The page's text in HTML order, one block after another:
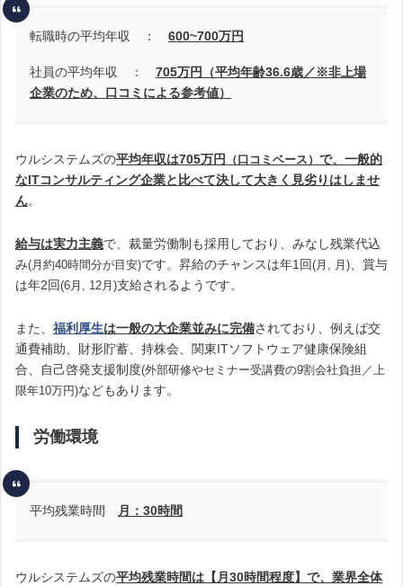
転職時の平均年収 ： 600~700万円
社員の平均年収 ： 705万円（平均年齢36.6歳／※非上場
企業のため、口コミによる参考値）
ウルシステムズの平均年収は705万円 （口コミベース） で、一般的
なITコンサルティング企業と比べて決して大きく見劣りはしませ
ん。
給与は実力主義で、裁量労働制も採用しており、みなし残業代込
み(月約40時間分が目安)です。昇給のチャンスは年1回(月, 月) 、賞与
は年2回(6月, 12月)支給されるようです。
また、 福利厚生は一般の大企業並みに完備されており、例えば交
通費補助、財形貯蓄、持株会、関東ITソフトウェア健康保険組
合、自己啓発支援制度(外部研修やセミナー受講費の9割会社負担／上
限年10万円)などもあります。
労働環境
平均残業時間 月：30時間
ウルシステムズの平均残業時間は【月30時間程度】で、業界全体